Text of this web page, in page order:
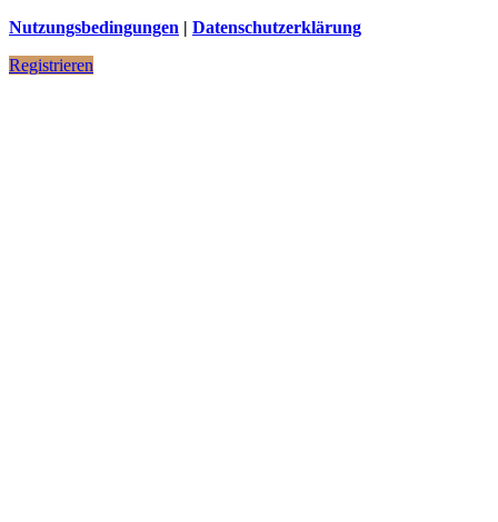
Nutzungsbedingungen | Datenschutzerklärung
Registrieren